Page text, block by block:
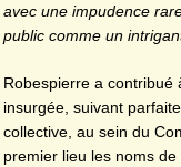
avec une impudence
public comme un
Robespierre a contribué
insurgée, suivant
collective, au sein du
premier lieu les noms de